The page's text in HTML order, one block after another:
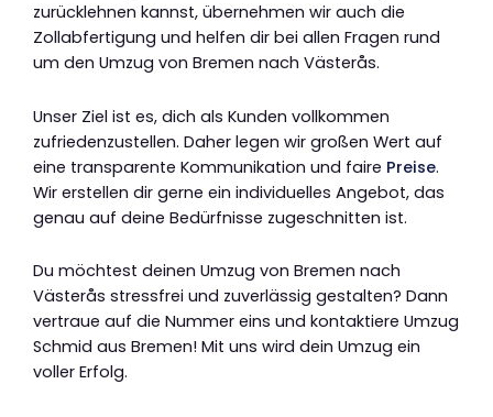
zurücklehnen kannst, übernehmen wir auch die
Zollabfertigung und helfen dir bei allen Fragen rund
um den Umzug von Bremen nach Västerås.
Unser Ziel ist es, dich als Kunden vollkommen
zufriedenzustellen. Daher legen wir großen Wert auf
eine transparente Kommunikation und faire Preise.
Wir erstellen dir gerne ein individuelles Angebot, das
genau auf deine Bedürfnisse zugeschnitten ist.
Du möchtest deinen Umzug von Bremen nach
Västerås stressfrei und zuverlässig gestalten? Dann
vertraue auf die Nummer eins und kontaktiere Umzug
Schmid aus Bremen! Mit uns wird dein Umzug ein
voller Erfolg.